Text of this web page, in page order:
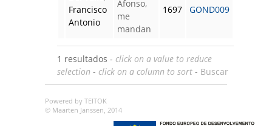
Francisco
Antonio
Afonso,
me
mandan
1697 GOND009
1 resultados - click on a value to reduce
selection - click on a column to sort - Buscar
Powered by TEITOK
© Maarten Janssen, 2014